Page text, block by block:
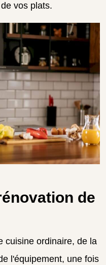
vos plats.
de
cuisine ordinaire, de la
l'équipement, une fois